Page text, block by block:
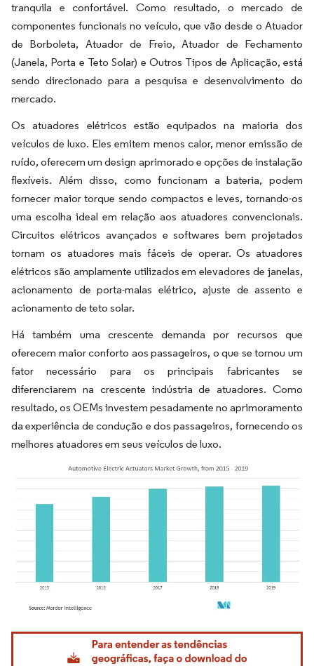
tranquila e confortável. Como resultado, o mercado de
componentes funcionais no veículo, que vão desde o Atuador
de Borboleta, Atuador de Freio, Atuador de Fechamento
(Janela, Porta e Teto Solar) e Outros Tipos de Aplicação, está
sendo direcionado para a pesquisa e desenvolvimento do
mercado.
Os atuadores elétricos estão equipados na maioria dos
veículos de luxo. Eles emitem menos calor, menor emissão de
ruído, oferecem um design aprimorado e opções de instalação
flexíveis. Além disso, como funcionam a bateria, podem
fornecer maior torque sendo compactos e leves, tornando-os
uma escolha ideal em relação aos atuadores convencionais.
Circuitos elétricos avançados e softwares bem projetados
tornam os atuadores mais fáceis de operar. Os atuadores
elétricos são amplamente utilizados em elevadores de janelas,
acionamento de porta-malas elétrico, ajuste de assento e
acionamento de teto solar.
Há também uma crescente demanda por recursos que
oferecem maior conforto aos passageiros, o que se tornou um
fator necessário para os principais fabricantes se
diferenciarem na crescente indústria de atuadores. Como
resultado, os OEMs investem pesadamente no aprimoramento
da experiência de condução e dos passageiros, fornecendo os
melhores atuadores em seus veículos de luxo.
Imagem © Mordor Intelligence. O reuso requer atribuição conforme CC BY 4.0.